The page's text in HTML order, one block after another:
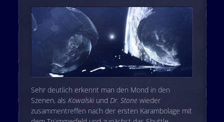
Sehr deutlich erkennt man den Mond in den
Szenen, als Kowalskiund Dr. Stonewieder
zusammentreffen nach der ersten Karambolage mit